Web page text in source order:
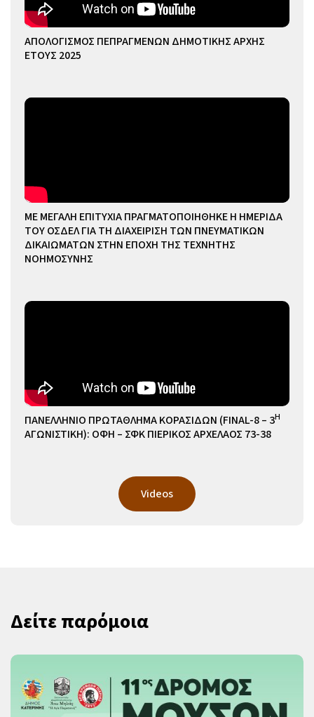
ΑΠΟΛΟΓΙΣΜΟΣ ΠΕΠΡΑΓΜΕΝΩΝ ΔΗΜΟΤΙΚΗΣ ΑΡΧΗΣ
ΕΤΟΥΣ 2025
ΜΕ ΜΕΓΑΛΗ ΕΠΙΤΥΧΙΑ ΠΡΑΓΜΑΤΟΠΟΙΗΘΗΚΕ Η ΗΜΕΡΙΔΑ
ΤΟΥ ΟΣΔΕΛ ΓΙΑ ΤΗ ΔΙΑΧΕΙΡΙΣΗ ΤΩΝ ΠΝΕΥΜΑΤΙΚΩΝ
ΔΙΚΑΙΩΜΑΤΩΝ ΣΤΗΝ ΕΠΟΧΗ ΤΗΣ ΤΕΧΝΗΤΗΣ
ΝΟΗΜΟΣΥΝΗΣ
ΠΑΝΕΛΛΗΝΙΟ ΠΡΩΤΑΘΛΗΜΑ ΚΟΡΑΣΙΔΩΝ (FINAL-8 – 3Η
ΑΓΩΝΙΣΤΙΚΗ): ΟΦΗ – ΣΦΚ ΠΙΕΡΙΚΟΣ ΑΡΧΕΛΑΟΣ 73-38
Videos
Δείτε παρόμοια